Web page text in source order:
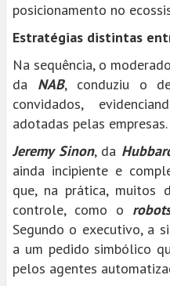
posicionamento no
Estratégias distintas
Na sequência, o
da NAB, conduziu o
convidados,
adotadas pelas empresas.
Jeremy Sinon, da
ainda incipiente e
que, na prática, muitos
controle, como o
Segundo o executivo, a
a um pedido simbólico
pelos agentes